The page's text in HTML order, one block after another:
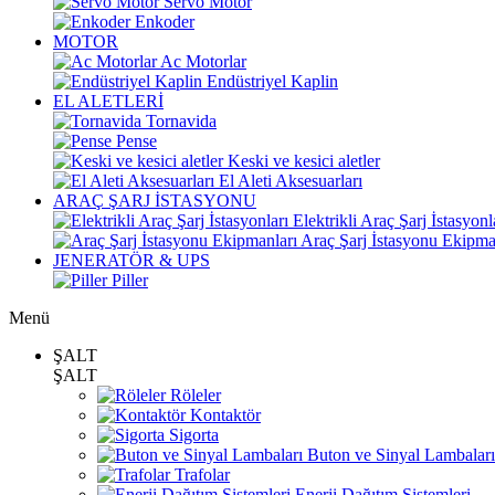
Enkoder
MOTOR
Ac Motorlar
Endüstriyel Kaplin
EL ALETLERİ
Tornavida
Pense
Keski ve kesici aletler
El Aleti Aksesuarları
ARAÇ ŞARJ İSTASYONU
Elektrikli Araç Şarj
Araç Şarj İstasyonu
JENERATÖR & UPS
Piller
Menü
ŞALT
ŞALT
Röleler
Kontaktör
Sigorta
Buton ve Sinyal Lambaları
Trafolar